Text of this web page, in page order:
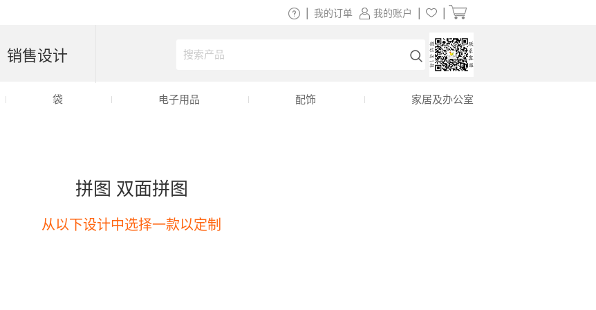
拼图 双面拼图
从以下设计中选择一款以定制
我的账户
我的订单
销售设计
袋 电子用品 配饰 家居及办公室